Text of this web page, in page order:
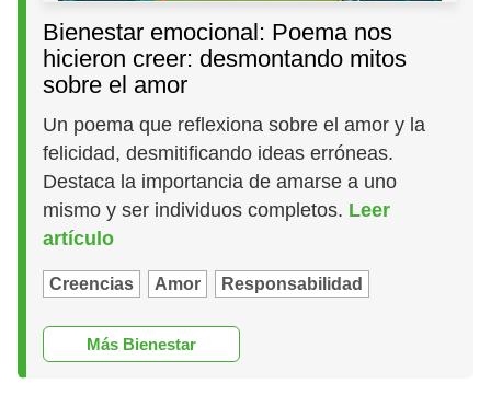
Bienestar emocional: Poema nos
hicieron creer: desmontando mitos
sobre el amor
Un poema que reflexiona sobre el amor y la
felicidad, desmitificando ideas erróneas.
Destaca la importancia de amarse a uno
mismo y ser individuos completos. Leer
artículo
Creencias Amor Responsabilidad
Más Bienestar